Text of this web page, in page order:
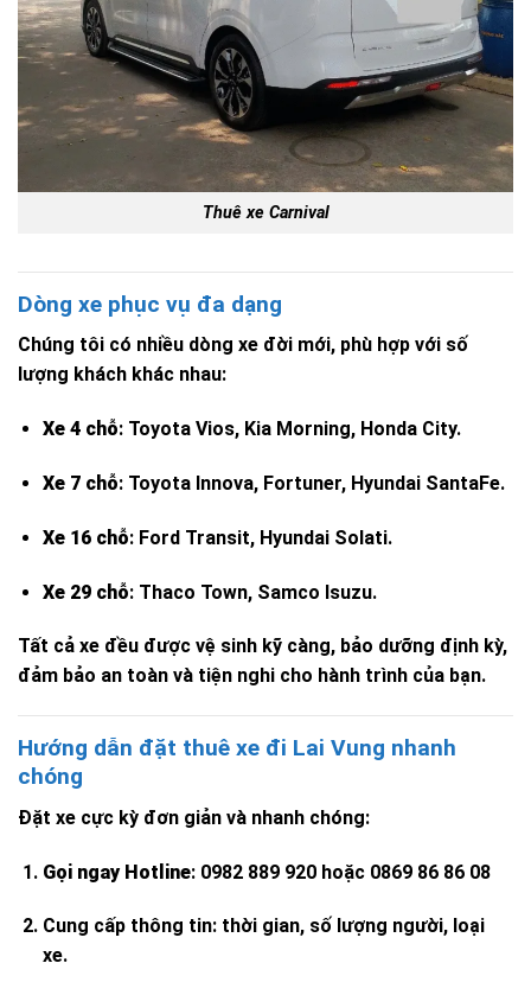
Thuê xe Carnival
Dòng xe phục vụ đa dạng
Chúng tôi có nhiều dòng xe đời mới, phù hợp với số
lượng khách khác nhau:
Xe 4 chỗ: Toyota Vios, Kia Morning, Honda City.
Xe 7 chỗ: Toyota Innova, Fortuner, Hyundai SantaFe.
Xe 16 chỗ: Ford Transit, Hyundai Solati.
Xe 29 chỗ: Thaco Town, Samco Isuzu.
Tất cả xe đều được vệ sinh kỹ càng, bảo dưỡng định kỳ,
đảm bảo an toàn và tiện nghi cho hành trình của bạn.
Hướng dẫn đặt thuê xe đi Lai Vung nhanh
chóng
Đặt xe cực kỳ đơn giản và nhanh chóng:
Gọi ngay Hotline: 0982 889 920 hoặc 0869 86 86 08
Cung cấp thông tin: thời gian, số lượng người, loại
xe.